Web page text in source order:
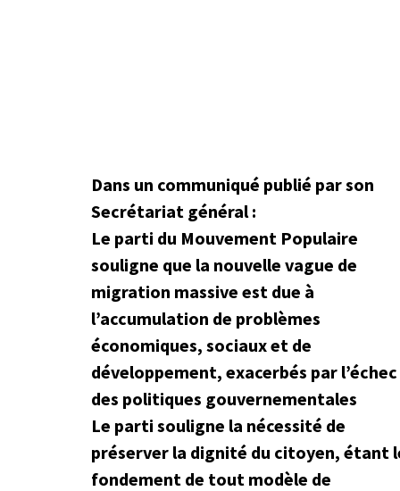
Dans un communiqué publié par son
Secrétariat général :
Le parti du Mouvement Populaire
souligne que la nouvelle vague de
migration massive est due à
l’accumulation de problèmes
économiques, sociaux et de
développement, exacerbés par l’échec
des politiques gouvernementales
Le parti souligne la nécessité de
préserver la dignité du citoyen, étant
fondement de tout modèle de